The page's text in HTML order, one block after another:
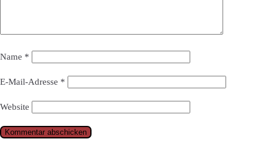
Name *
E-Mail-Adresse *
Website